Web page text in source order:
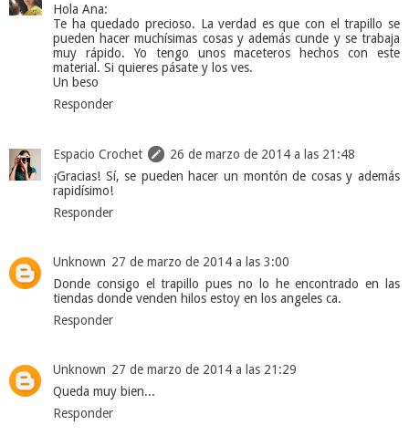
Hola Ana:
Te ha quedado precioso. La verdad es que con el trapillo se
pueden hacer muchísimas cosas y además cunde y se trabaja
muy rápido. Yo tengo unos maceteros hechos con este
material. Si quieres pásate y los ves.
Un beso
Responder
Espacio Crochet
26 de marzo de 2014 a las 21:48
¡Gracias! Sí, se pueden hacer un montón de cosas y además
rapidísimo!
Responder
Unknown 27 de marzo de 2014 a las 3:00
Donde consigo el trapillo pues no lo he encontrado en las
tiendas donde venden hilos estoy en los angeles ca.
Responder
Unknown 27 de marzo de 2014 a las 21:29
Queda muy bien...
Responder